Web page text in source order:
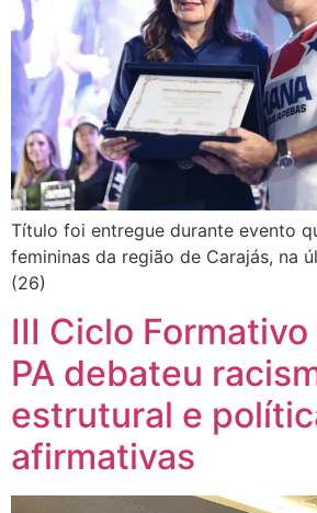
Título foi entregue durante evento
femininas da região de Carajás, na
(26)
III Ciclo
PA debateu
estrutural e
afirmativas